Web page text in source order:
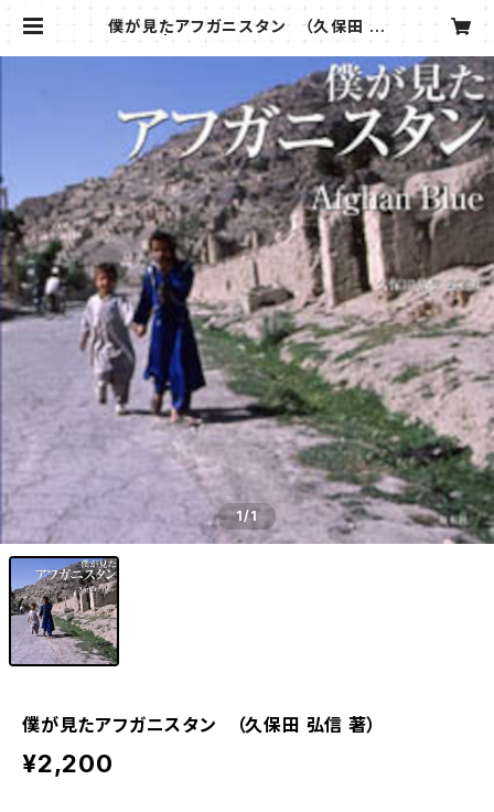
僕が見たアフガニスタン （久保田 弘
OP
1/1
僕が見たアフガニスタン （久保田 弘信 著）
¥2,200